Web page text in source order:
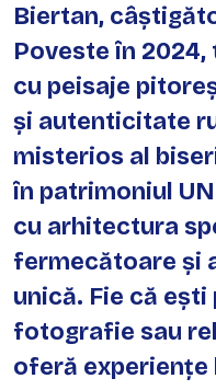
Biertan,
Poveste în
cu peisaje
și autenticitate
misterios al
în patrimoniul
cu arhitectura
fermecătoare și
unică. Fie că
fotografie sau
oferă experiențe